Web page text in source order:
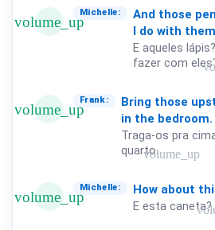
volume_up
Michelle: And those
I do with
E aqueles
fazer com
volume_up
Frank: Bring those
in the bedroom.
Traga-os pra
quarto.volume_up
volume_up
Michelle: How about
E esta caneta?